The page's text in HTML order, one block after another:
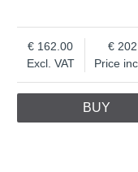
Excl. VAT
162.00
Price
BUY